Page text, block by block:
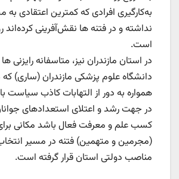
به‌کارگیری افرادی که کمترین اعتقادی به
نداشته و در فتنه ها نقش‌آفرینی کرده‌اند
است.
در استان مازندران نیز، متاسفانه رایزنی
دانشگاه علوم پزشکی مازندران (ساری)
همواره به دور از التهابات کاذب سیاست
در جهت رشد و اعتلای استعدادهای
کسب علم و معرفت فعال باشد مکانی
(مجرمین و متهمین) فتنه در مسیر
مناصب دولتی استان قرار گرفته است.